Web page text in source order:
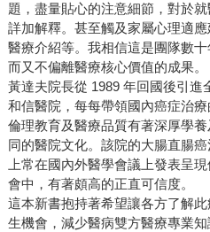
題，盡量貼心的注意細節，對於
詳加解釋。甚至觸及家屬心理適
醫療介紹等。我相信這是團隊數
而又不偏離醫療核心價值的成果。
黃達夫院長從 1989 年回國後引進
和信醫院，每每帶領國內癌症治
倫理教育及醫療品質有著深厚學
同的醫院文化。該院的大腸直腸
上常在國內外醫學會議上發表呈
會中，有著頗高的正直可信度。
這本新書抱持著希望讓各方了解
生機會，減少醫病雙方醫療專業